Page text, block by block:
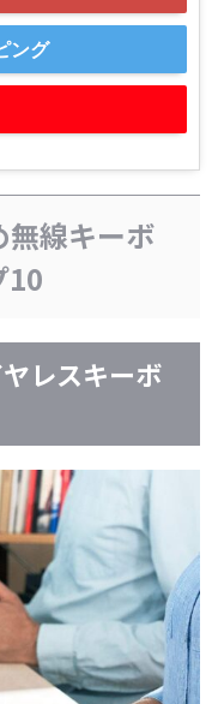
ング
無線キーボ
10
レスキーボ